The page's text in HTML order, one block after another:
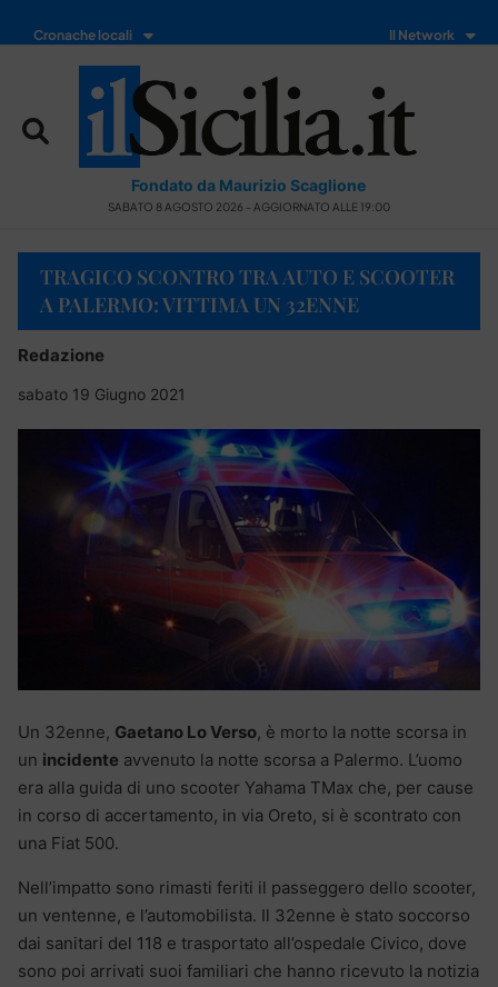
Cronache locali Il Network
Fondato da Maurizio Scaglione
SABATO 8 AGOSTO 2026 - AGGIORNATO ALLE 19:00
TRAGICO SCONTRO TRA AUTO E SCOOTER
A PALERMO: VITTIMA UN 32ENNE
Redazione
sabato 19 Giugno 2021
Un 32enne, Gaetano Lo Verso, è morto la notte scorsa in
un incidente avvenuto la notte scorsa a Palermo. L’uomo
era alla guida di uno scooter Yahama TMax che, per cause
in corso di accertamento, in via Oreto, si è scontrato con
una Fiat 500.
Nell’impatto sono rimasti feriti il passeggero dello scooter,
un ventenne, e l’automobilista. Il 32enne è stato soccorso
dai sanitari del 118 e trasportato all’ospedale Civico, dove
sono poi arrivati suoi familiari che hanno ricevuto la notizia